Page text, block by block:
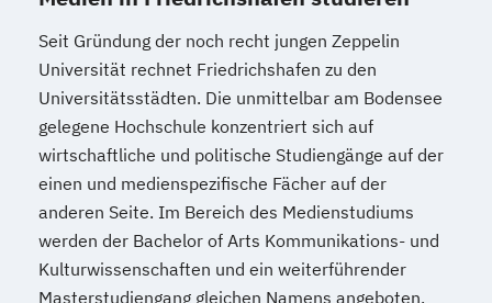
Seit Gründung der noch recht jungen Zeppelin
Universität rechnet Friedrichshafen zu den
Universitätsstädten. Die unmittelbar am Bodensee
gelegene Hochschule konzentriert sich auf
wirtschaftliche und politische Studiengänge auf der
einen und medienspezifische Fächer auf der
anderen Seite. Im Bereich des Medienstudiums
werden der Bachelor of Arts Kommunikations- und
Kulturwissenschaften und ein weiterführender
Masterstudiengang gleichen Namens angeboten.